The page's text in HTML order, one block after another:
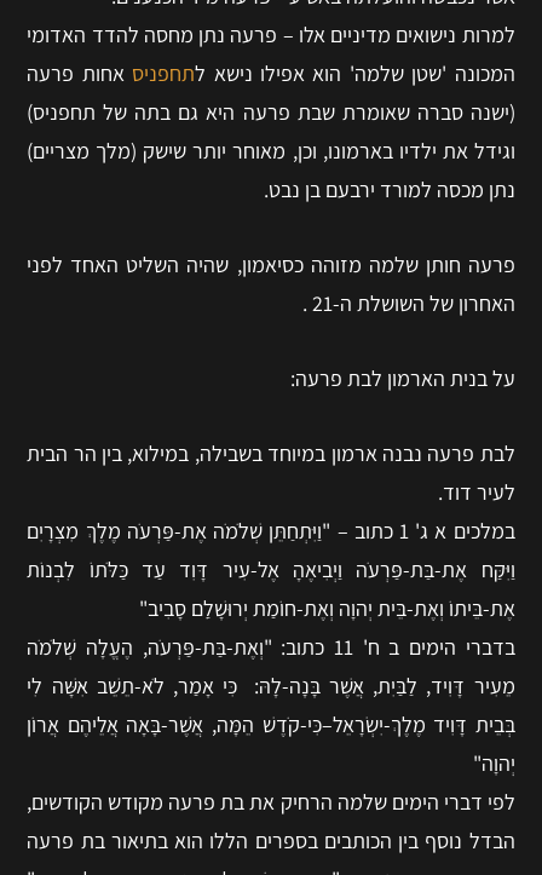
למרות נישואים מדיניים אלו – פרעה נתן מחסה להדד האדומי
המכונה 'שטן שלמה' הוא אפילו נישא לתחפניס אחות פרעה
(ישנה סברה שאומרת שבת פרעה היא גם בתה של תחפניס)
וגידל את ילדיו בארמונו, וכן, מאוחר יותר שישק (מלך מצריים)
נתן מכסה למורד ירבעם בן נבט.
פרעה חותן שלמה מזוהה כסיאמון, שהיה השליט האחד לפני
האחרון של השושלת ה-21 .
על בנית הארמון לבת פרעה:
לבת פרעה נבנה ארמון במיוחד בשבילה, במילוא, בין הר הבית
לעיר דוד.
במלכים א ג' 1 כתוב – "וַיִּתְחַתֵּן שְׁלֹמֹה אֶת-פַּרְעֹה מֶלֶךְ מִצְרָיִם
וַיִּקַּח אֶת-בַּת-פַּרְעֹה וַיְבִיאֶהָ אֶל-עִיר דָּוִד עַד כַּלֹּתוֹ לִבְנוֹת
אֶת-בֵּיתוֹ וְאֶת-בֵּית יְהוָה וְאֶת-חוֹמַת יְרוּשָׁלִַם סָבִיב"
בדברי הימים ב ח' 11 כתוב: "וְאֶת-בַּת-פַּרְעֹה, הֶעֱלָה שְׁלֹמֹה
מֵעִיר דָּוִיד, לַבַּיִת, אֲשֶׁר בָּנָה-לָהּ: כִּי אָמַר, לֹא-תֵשֵׁב אִשָּׁה לִי
בְּבֵית דָּוִיד מֶלֶךְ-יִשְׂרָאֵל–כִּי-קֹדֶשׁ הֵמָּה, אֲשֶׁר-בָּאָה אֲלֵיהֶם אֲרוֹן
יְהוָה"
לפי דברי הימים שלמה הרחיק את בת פרעה מקודש הקודשים,
הבדל נוסף בין הכותבים בספרים הללו הוא בתיאור בת פרעה